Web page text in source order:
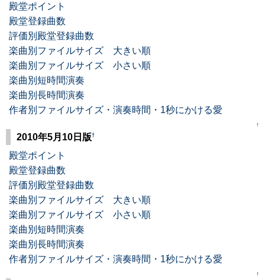
殿堂ポイント
殿堂登録曲数
評価別殿堂登録曲数
楽曲別ファイルサイズ 大きい順
楽曲別ファイルサイズ 小さい順
楽曲別短時間演奏
楽曲別長時間演奏
作者別ファイルサイズ・演奏時間・1秒にかける愛
↑
2010年5月10日版†
殿堂ポイント
殿堂登録曲数
評価別殿堂登録曲数
楽曲別ファイルサイズ 大きい順
楽曲別ファイルサイズ 小さい順
楽曲別短時間演奏
楽曲別長時間演奏
作者別ファイルサイズ・演奏時間・1秒にかける愛
↑